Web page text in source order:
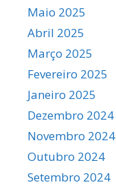
Maio 2025
Abril 2025
Março 2025
Fevereiro 2025
Janeiro 2025
Dezembro 2024
Novembro 2024
Outubro 2024
Setembro 2024